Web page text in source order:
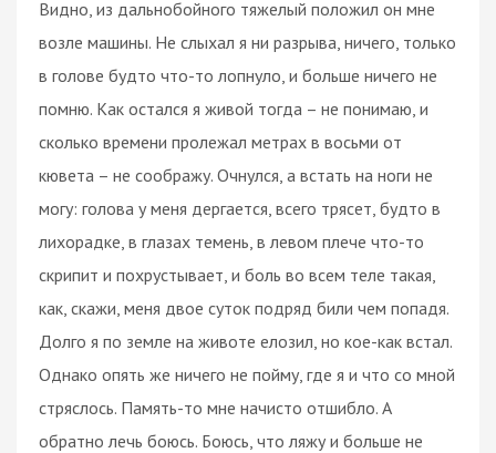
Видно, из дальнобойного тяжелый положил он мне
возле машины. Не слыхал я ни разрыва, ничего, только
в голове будто что-то лопнуло, и больше ничего не
помню. Как остался я живой тогда – не понимаю, и
сколько времени пролежал метрах в восьми от
кювета – не соображу. Очнулся, а встать на ноги не
могу: голова у меня дергается, всего трясет, будто в
лихорадке, в глазах темень, в левом плече что-то
скрипит и похрустывает, и боль во всем теле такая,
как, скажи, меня двое суток подряд били чем попадя.
Долго я по земле на животе елозил, но кое-как встал.
Однако опять же ничего не пойму, где я и что со мной
стряслось. Память-то мне начисто отшибло. А
обратно лечь боюсь. Боюсь, что ляжу и больше не